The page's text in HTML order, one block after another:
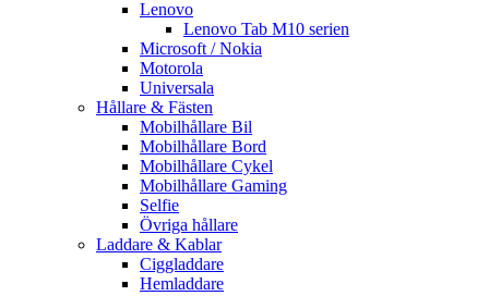
Lenovo
Lenovo Tab M10 serien
Microsoft / Nokia
Motorola
Universala
Hållare & Fästen
Mobilhållare Bil
Mobilhållare Bord
Mobilhållare Cykel
Mobilhållare Gaming
Selfie
Övriga hållare
Laddare & Kablar
Ciggladdare
Hemladdare